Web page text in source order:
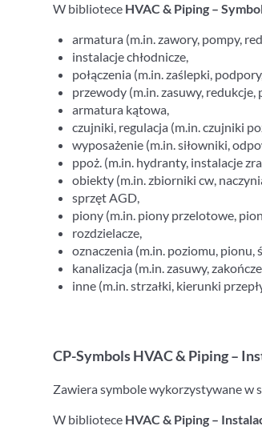
W bibliotece HVAC & Piping –
armatura (m.in. zawory, pompy,
instalacje chłodnicze,
połączenia (m.in. zaślepki,
przewody (m.in. zasuwy, redukcje,
armatura kątowa,
czujniki, regulacja (m.in. czujniki
wyposażenie (m.in. siłowniki,
ppoż. (m.in. hydranty, instalacje
obiekty (m.in. zbiorniki cw,
sprzęt AGD,
piony (m.in. piony przelotowe,
rozdzielacze,
oznaczenia (m.in. poziomu, pionu,
kanalizacja (m.in. zasuwy,
inne (m.in. strzałki, kierunki
CP-Symbols HVAC & Piping –
Zawiera symbole wykorzystywane w
W bibliotece HVAC & Piping –